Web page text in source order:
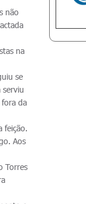
não
na
se
serviu
da
feição.
Aos
Torres